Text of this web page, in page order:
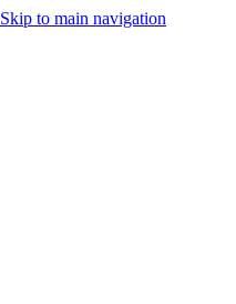
Skip to main navigation